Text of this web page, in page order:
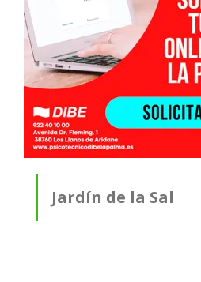
Jardín de la Sal